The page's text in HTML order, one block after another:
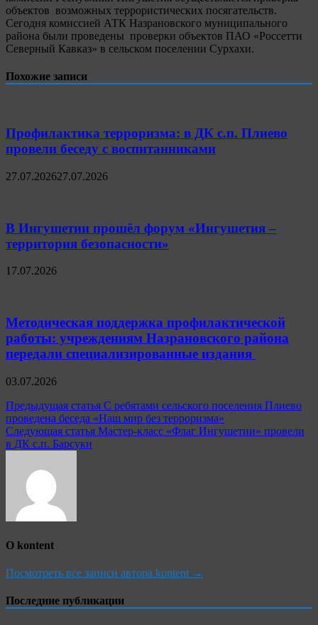
объектов возможных террористических посягательств.
Сегодня комиссией АТК Назрановского муниципального
района были проведены проверки объектов ПАО «Россетти
Северный Кавказ» в сельском поселении Сурхахи.
Похожие записи
Профилактика терроризма: в ДК с.п. Плиево
провели беседу с воспитанниками
27.07.202627.07.2026
В Ингушетии прошёл форум «Ингушетия –
территория безопасности»
17.07.2026
Методическая поддержка профилактической
работы: учреждениям Назрановского района
передали специализированные издания
03.07.2026
Навигация
по
записям
Предыдущая статья С ребятами сельского поселения Плиево
проведена беседа «Наш мир без терроризма»
Следующая статья Мастер-класс «Флаг Ингушетии» провели
в ДК с.п. Барсуки
О kontent
Посмотреть все записи автора kontent →
Последние публикации